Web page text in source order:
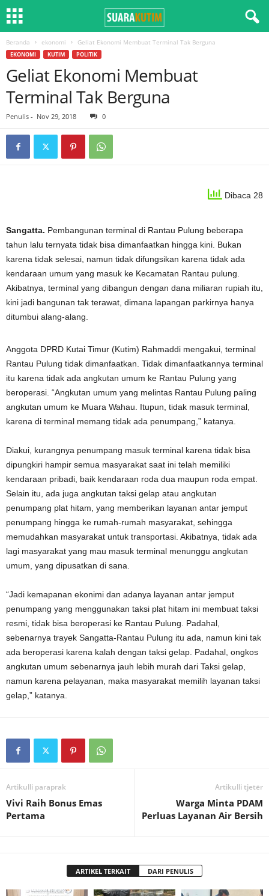
Beranda ekonomi Geliat Ekonomi Membuat Terminal Tak Berguna
EKONOMI KUTIM POLITIK
Geliat Ekonomi Membuat
Terminal Tak Berguna
Penulis - Nov 29, 2018 0
Dibaca 28
Sangatta. Pembangunan terminal di Rantau Pulung beberapa
tahun lalu ternyata tidak bisa dimanfaatkan hingga kini. Bukan
karena tidak selesai, namun tidak difungsikan karena tidak ada
kendaraan umum yang masuk ke Kecamatan Rantau pulung.
Akibatnya, terminal yang dibangun dengan dana miliaran rupiah itu,
kini jadi bangunan tak terawat, dimana lapangan parkirnya hanya
ditumbui alang-alang.
Anggota DPRD Kutai Timur (Kutim) Rahmaddi mengakui, terminal
Rantau Pulung tidak dimanfaatkan. Tidak dimanfaatkannya terminal
itu karena tidak ada angkutan umum ke Rantau Pulung yang
beroperasi. “Angkutan umum yang melintas Rantau Pulung paling
angkutan umum ke Muara Wahau. Itupun, tidak masuk terminal,
karena di terminal memang tidak ada penumpang,” katanya.
Diakui, kurangnya penumpang masuk terminal karena tidak bisa
dipungkiri hampir semua masyarakat saat ini telah memiliki
kendaraan pribadi, baik kendaraan roda dua maupun roda empat.
Selain itu, ada juga angkutan taksi gelap atau angkutan
penumpang plat hitam, yang memberikan layanan antar jemput
penumpang hingga ke rumah-rumah masyarakat, sehingga
memudahkan masyarakat untuk transportasi. Akibatnya, tidak ada
lagi masyarakat yang mau masuk terminal menunggu angkutan
umum, yang dipusatkan di sana.
“Jadi kemapanan ekonimi dan adanya layanan antar jemput
penumpang yang menggunakan taksi plat hitam ini membuat taksi
resmi, tidak bisa beroperasi ke Rantau Pulung. Padahal,
sebenarnya trayek Sangatta-Rantau Pulung itu ada, namun kini tak
ada beroperasi karena kalah dengan taksi gelap. Padahal, ongkos
angkutan umum sebenarnya jauh lebih murah dari Taksi gelap,
namun karena pelayanan, maka masyarakat memilih layanan taksi
gelap,” katanya.
Artikulli paraprak
Vivi Raih Bonus Emas
Pertama
Artikulli tjetër
Warga Minta PDAM
Perluas Layanan Air Bersih
ARTIKEL TERKAIT DARI PENULIS